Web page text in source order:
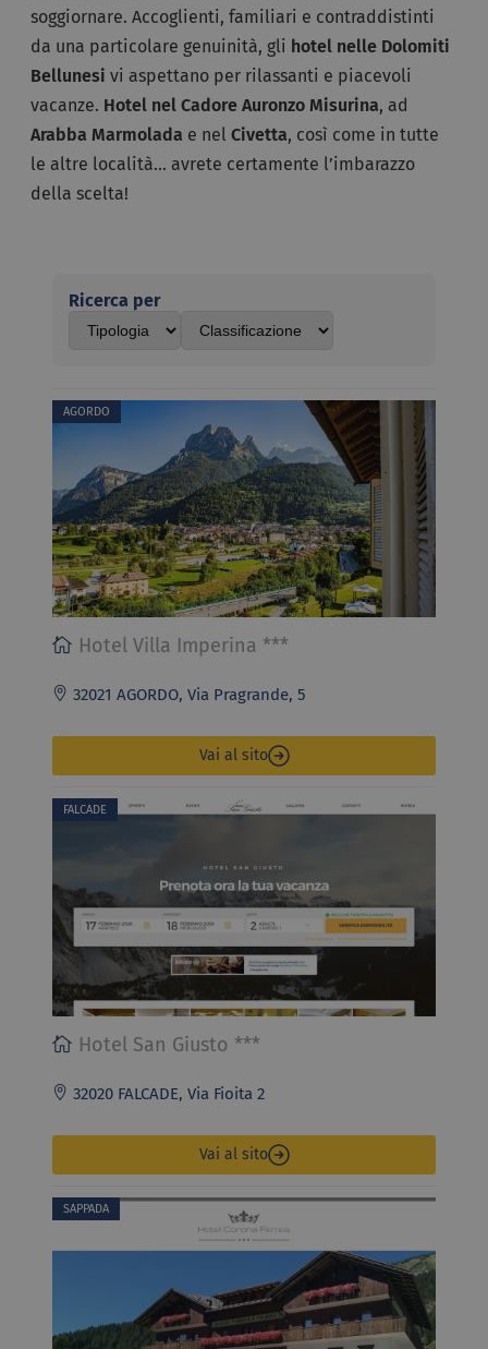
soggiornare. Accoglienti, familiari e contraddistinti
da una particolare genuinità, gli hotel nelle Dolomiti
Bellunesi vi aspettano per rilassanti e piacevoli
vacanze. Hotel nel Cadore Auronzo Misurina, ad
Arabba Marmolada e nel Civetta, così come in tutte
le altre località… avrete certamente l’imbarazzo
della scelta!
Ricerca per
AGORDO
Hotel Villa Imperina ***
32021 AGORDO, Via Pragrande, 5
Vai al sito
FALCADE
Hotel San Giusto ***
32020 FALCADE, Via Fioita 2
Vai al sito
SAPPADA